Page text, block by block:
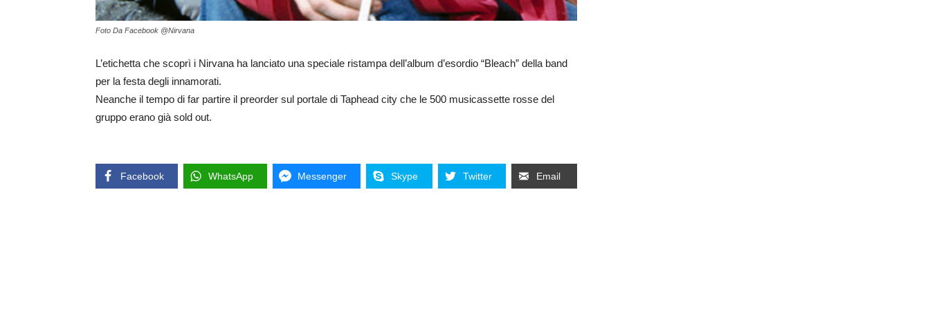
Foto Da Facebook @Nirvana
L’etichetta che scoprì i Nirvana ha lanciato una speciale ristampa dell’album d’esordio “Bleach” della band
per la festa degli innamorati.
Neanche il tempo di far partire il preorder sul portale di Taphead city che le 500 musicassette rosse del
gruppo erano già sold out.
Facebook WhatsApp Messenger Skype Twitter Email